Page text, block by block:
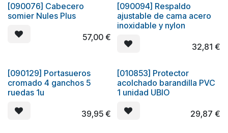
Oferta
[090076] Cabecero
somier Nules Plus
57,00€
[090094] Respaldo
ajustable de cama acero
inoxidable y nylon
32,81 €
[090129] Portasueros
cromado 4 ganchos 5
ruedas 1u
39,95€
[010853] Protector
acolchado barandilla PVC
1 unidad UBIO
29,87 €